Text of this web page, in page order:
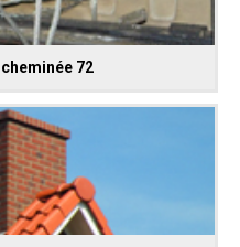
72